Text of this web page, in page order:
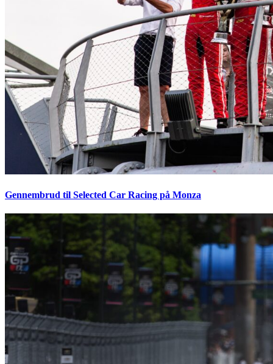
Gennembrud til Selected Car Racing på Monza